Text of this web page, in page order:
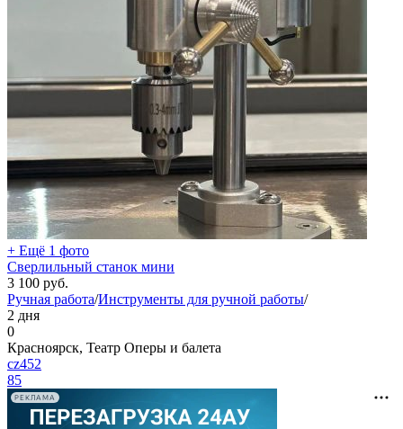
+ Ещё 1 фото
Сверлильный станок мини
3 100 руб.
Ручная работа/Инструменты для ручной работы/
2 дня
0
Красноярск, Театр Оперы и балета
cz452
85
РЕКЛАМА